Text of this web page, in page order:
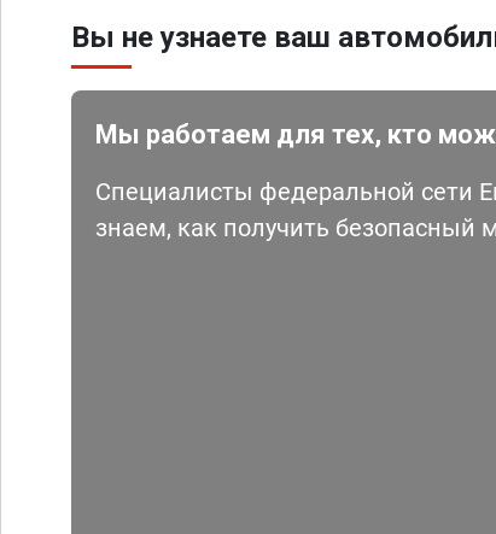
Вы не узнаете ваш
Мы работаем для тех, кто
Специалисты федеральной сети
знаем, как получить